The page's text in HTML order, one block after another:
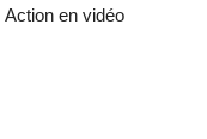
Action en vidéo